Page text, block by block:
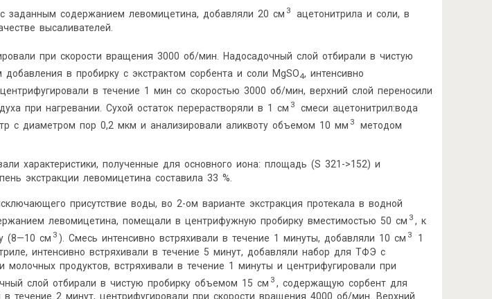
заданным содержанием левомицетина, добавляли 20 см 3
ацетонитрила и соли, в
высаливателей.
при скорости вращения 3000 об/мин. Надосадочный слой отбирали в чистую
добавления в пробирку с экстрактом сорбента и соли MgSO4, интенсивно
в течение 1 мин со скоростью 3000 об/мин, верхний слой переносили
при нагревании. Сухой остаток перерастворяли в 1 см 3
смеси ацетонитрил:вода
с диаметром пор 0,2 мкм и анализировали аликвоту объемом 10 мм 3
методом
характеристики, полученные для основного иона: площадь (S 321->152) и
экстракции левомицетина составила 33 %.
присутствие воды, во 2-ом варианте экстракция протекала в водной
левомицетина, помещали в центрифужную пробирку вместимостью 50 см 3 , к
(8—10 см 3 ). Смесь интенсивно встряхивали в течение 1 минуты, добавляли 10 см 3
1
интенсивно встряхивали в течение 5 минут, добавляли набор для ТФЭ с
продуктов, встряхивали в течение 1 минуты и центрифугировали при
слой отбирали в чистую пробирку объемом 15 см 3
, содержащую сорбент для
в течение 2 минут, центрифугировали при скорости вращения 4000 об/мин. Верхний